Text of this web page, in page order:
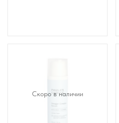
Скоро в наличии